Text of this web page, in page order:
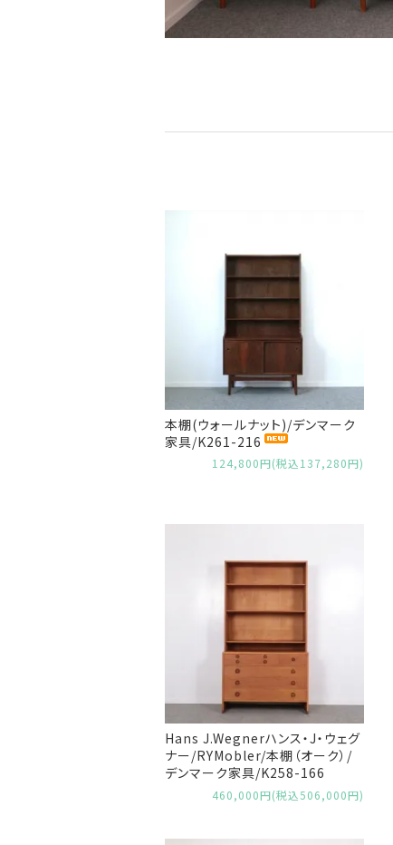
本棚(ウォールナット)/デンマーク
家具/K261-216
124,800円(税込137,280円)
Hans J.Wegnerハンス・J・ウェグ
ナー/RYMobler/本棚（オーク）/
デンマーク家具/K258-166
460,000円(税込506,000円)